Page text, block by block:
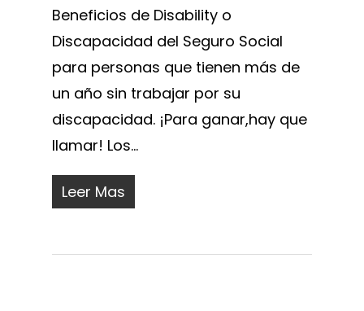
Beneficios de Disability o
Discapacidad del Seguro Social
para personas que tienen más de
un año sin trabajar por su
discapacidad. ¡Para ganar,hay que
llamar! Los...
Leer Mas